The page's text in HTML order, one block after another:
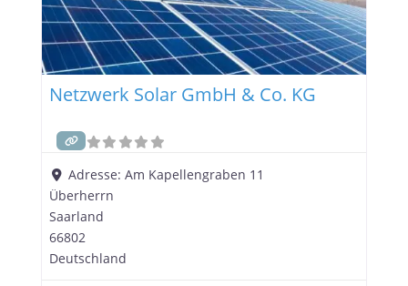
Netzwerk Solar GmbH & Co. KG
Adresse:Am Kapellengraben 11
Überherrn
Saarland
66802
Deutschland